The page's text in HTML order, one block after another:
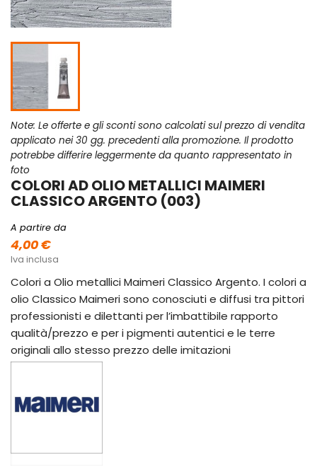
Note: Le offerte e gli sconti sono calcolati sul prezzo di vendita
applicato nei 30 gg. precedenti alla promozione. Il prodotto
potrebbe differire leggermente da quanto rappresentato in
foto
COLORI AD OLIO METALLICI MAIMERI
CLASSICO ARGENTO (003)
A partire da
4,00 €
Iva inclusa
Colori a Olio metallici Maimeri Classico Argento. I colori a
olio Classico Maimeri sono conosciuti e diffusi tra pittori
professionisti e dilettanti per l’imbattibile rapporto
qualità/prezzo e per i pigmenti autentici e le terre
originali allo stesso prezzo delle imitazioni